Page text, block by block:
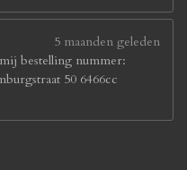
5 maanden geleden
bestelling nummer:
50 6466cc